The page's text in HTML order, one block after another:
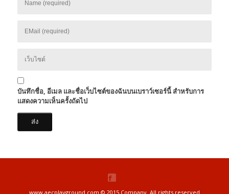
บันทึกชื่อ, อีเมล และชื่อเว็บไซต์ของฉันบนเบราว์เซอร์นี้ สำหรับการ
แสดงความเห็นครั้งถัดไป
www.aecplayground.com © 2015 Company. All rights reserved